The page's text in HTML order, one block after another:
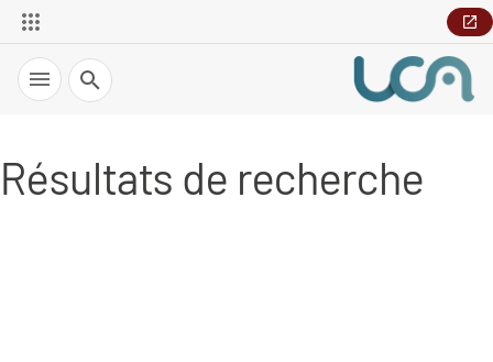
Recherche
Résultats de recherche